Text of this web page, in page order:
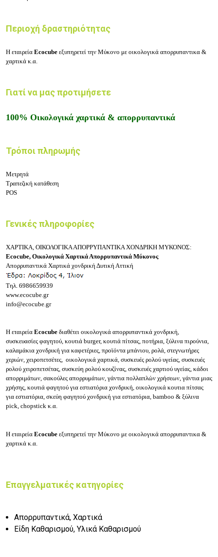
Περιοχή δραστηριότητας
Η εταιρεία Ecocube εξυπηρετεί την Μύκονο με οικολογικά απορρυπαντικα &
χαρτικά κ.α.
Γιατί να μας προτιμήσετε
100% Οικολογικά χαρτικά & απορρυπαντικά
Τρόποι πληρωμής
Μετρητά
Τραπεζική κατάθεση
POS
Γενικές πληροφορίες
ΧΑΡΤΙΚΑ, ΟΙΚΟΛΟΓΙΚΑ ΑΠΟΡΡΥΠΑΝΤΙΚΑ ΧΟΝΔΡΙΚΗ ΜΥΚΟΝΟΣ:
Ecocube, Οικολογικά Χαρτικά Απορρυπαντικά Μύκονος
Απορρυπαντικά Χαρτικά χονδρική Δυτική Αττική
Τηλ. 6986659939
www.ecocube.gr
info@ecocube.gr
Η εταιρεία Ecocube διαθέτει οικολογικά απορρυπαντικά χονδρική,
συσκευασίες φαγητού, κουτιά burger, κουτιά πίτσας, ποτήρια, ξύλινα πιρούνια,
καλαμάκια χονδρική για καφετέριες, προϊόντα μπάνιου, ρολά, στεγνωτήρες
χεριών, χειροπετσέτες, οικολογικά χαρτικά, συσκευές ρολού υγείας, συσκευές
ρολού χειροπετσέτας, συσκεύη ρολού κουζίνας, συσκευές χαρτιού υγείας, κάδοι
απορριμάτων, σακούλες απορρυμάτων, γάντια πολλαπλών χρήσεων, γάντια μιας
χρήσης, κουτιά φαγητού για εστιατόρια χονδρική, οικολογικά κουτια πίτσας
για εστιατόρια, σκεύη φαγητού χονδρική για εστιατόρια, bamboo & ξύλινα
pick, chopstick κ.α.
Η εταιρεία Ecocube εξυπηρετεί την Μύκονο με οικολογικά απορρυπαντικα &
χαρτικά κ.α.
Επαγγελματικές κατηγορίες
Απορρυπαντικά, Χαρτικά
Είδη Καθαρισμού, Υλικά Καθαρισμού